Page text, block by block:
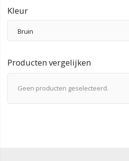
Kleur
Bruin
Producten vergelijken
Geen producten geselecteerd.